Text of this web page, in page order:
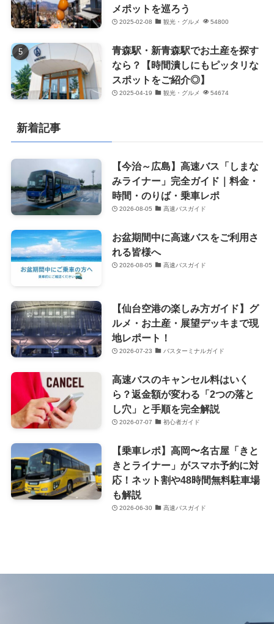
メポットを巡ろう
2025-02-08 観光・グルメ 54800
青森駅・新青森駅でお土産を探す
なら？【時間潰しにもピッタリな
スポットをご紹介◎】
2025-04-19 観光・グルメ 54674
新着記事
【今治～広島】高速バス「しまな
みライナー」完全ガイド｜料金・
時間・のりば・乗車レポ
2026-08-05 高速バスガイド
お盆期間中に高速バスをご利用さ
れる皆様へ
2026-08-05 高速バスガイド
【仙台空港の楽しみ方ガイド】グ
ルメ・お土産・展望デッキまで現
地レポート！
2026-07-23 バスターミナルガイド
高速バスのキャンセル料はいく
ら？返金額が変わる「2つの落と
し穴」と手順を完全解説
2026-07-07 初心者ガイド
【乗車レポ】高岡〜名古屋「きと
きとライナー」がスマホ予約に対
応！ネット割や48時間無料駐車場
も解説
2026-06-30 高速バスガイド